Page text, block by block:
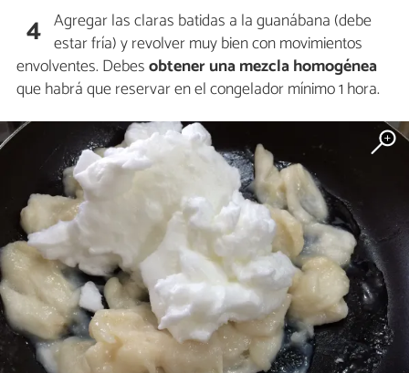
4 Agregar las claras batidas a la guanábana (debe
estar fría) y revolver muy bien con movimientos
envolventes. Debesobtener una mezcla homogénea
que habrá que reservar en el congelador mínimo 1 hora.